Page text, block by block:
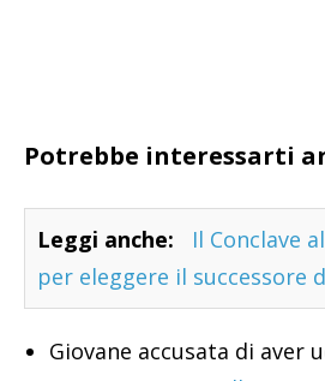
Potrebbe interessarti
Leggi anche:
Il Conclave
per eleggere il successore
Giovane accusata di aver